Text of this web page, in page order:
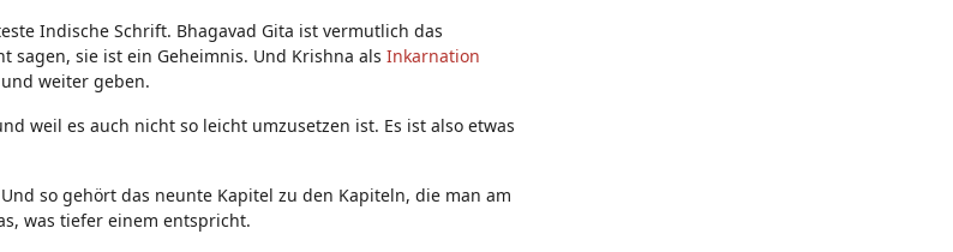
Indische Schrift. Bhagavad Gita ist vermutlich das
sie ist ein Geheimnis. Und Krishna als Inkarnation
weiter geben.
weil es auch nicht so leicht umzusetzen ist. Es ist also etwas
so gehört das neunte Kapitel zu den Kapiteln, die man am
was tiefer einem entspricht.